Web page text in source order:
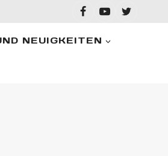
NEUIGKEITEN